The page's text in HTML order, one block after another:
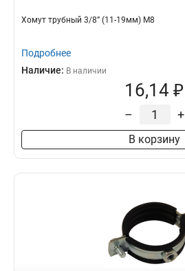
Хомут трубный 3/8” (11-19мм) М8
Подробнее
Наличие: В наличии
16,14 ₽
– +
В корзину